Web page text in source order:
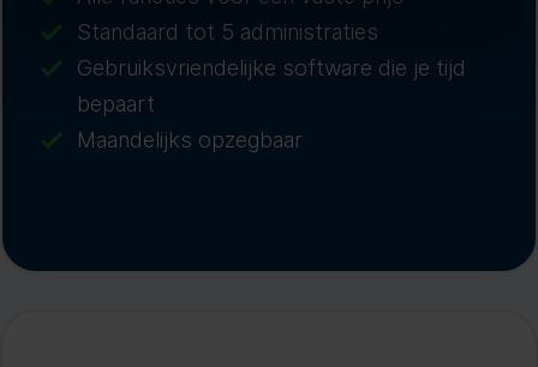
Standaard tot 5 administraties
Gebruiksvriendelijke software die je tijd
bepaart
Maandelijks opzegbaar